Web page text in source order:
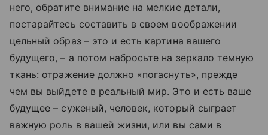
него, обратите внимание на мелкие детали,
постарайтесь составить в своем воображении
цельный образ – это и есть картина вашего
будущего, – а потом набросьте на зеркало темную
ткань: отражение должно «погаснуть», прежде
чем вы выйдете в реальный мир. Это и есть ваше
будущее – суженый, человек, который сыграет
важную роль в вашей жизни, или вы сами в